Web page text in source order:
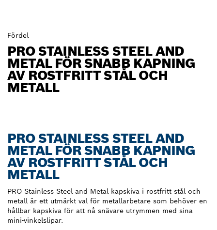
Fördel
PRO STAINLESS STEEL AND
METAL FÖR SNABB KAPNING
AV ROSTFRITT STÅL OCH
METALL
PRO STAINLESS STEEL AND
METAL FÖR SNABB KAPNING
AV ROSTFRITT STÅL OCH
METALL
PRO Stainless Steel and Metal kapskiva i rostfritt stål och
metall är ett utmärkt val för metallarbetare som behöver en
hållbar kapskiva för att nå snävare utrymmen med sina
mini-vinkelslipar.